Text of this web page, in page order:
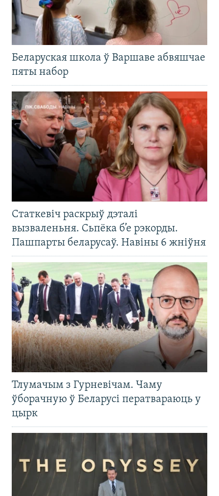
Беларуская школа ў Варшаве абвяшчае
пяты набор
Статкевіч раскрыў дэталі
вызваленьня. Сьпёка б’е рэкорды.
Пашпарты беларусаў. Навіны 6 жніўня
Тлумачым з Гурневічам. Чаму
ўборачную ў Беларусі ператвараюць у
цырк